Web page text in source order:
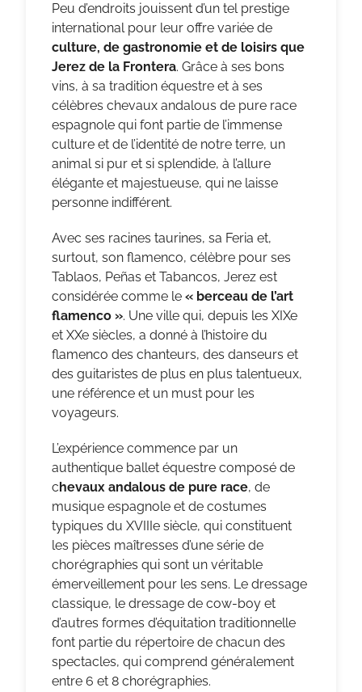
Peu d’endroits jouissent d’un tel prestige
international pour leur offre variée de
culture, de gastronomie et de loisirs que
Jerez de la Frontera. Grâce à ses bons
vins, à sa tradition équestre et à ses
célèbres chevaux andalous de pure race
espagnole qui font partie de l’immense
culture et de l’identité de notre terre, un
animal si pur et si splendide, à l’allure
élégante et majestueuse, qui ne laisse
personne indifférent.
Avec ses racines taurines, sa Feria et,
surtout, son flamenco, célèbre pour ses
Tablaos, Peñas et Tabancos, Jerez est
considérée comme le « berceau de l’art
flamenco ». Une ville qui, depuis les XIXe
et XXe siècles, a donné à l’histoire du
flamenco des chanteurs, des danseurs et
des guitaristes de plus en plus talentueux,
une référence et un must pour les
voyageurs.
L’expérience commence par un
authentique ballet équestre composé de
chevaux andalous de pure race, de
musique espagnole et de costumes
typiques du XVIIIe siècle, qui constituent
les pièces maîtresses d’une série de
chorégraphies qui sont un véritable
émerveillement pour les sens. Le dressage
classique, le dressage de cow-boy et
d’autres formes d’équitation traditionnelle
font partie du répertoire de chacun des
spectacles, qui comprend généralement
entre 6 et 8 chorégraphies.